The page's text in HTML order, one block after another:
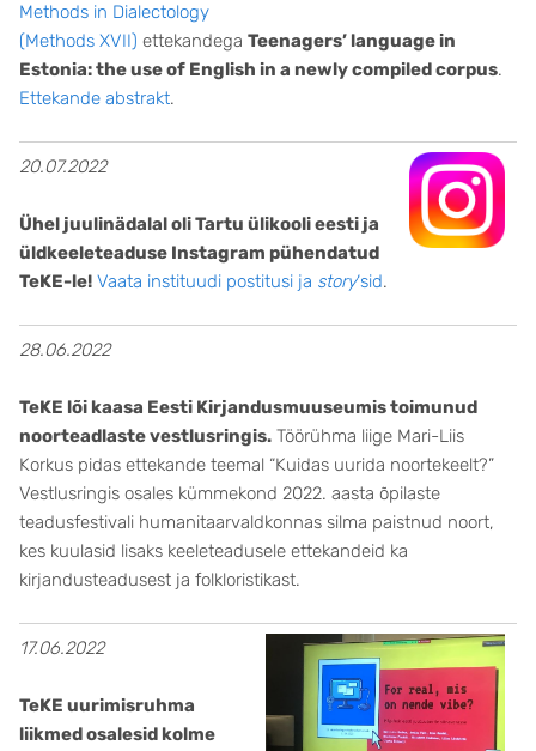
Methods in Dialectology
(Methods XVII) ettekandega Teenagers’ language in
Estonia: the use of English in a newly compiled corpus.
Ettekande abstrakt.
20.07.2022
Ühel juulinädalal oli Tartu ülikooli eesti ja
üldkeeleteaduse Instagram pühendatud
TeKE-le! Vaata instituudi postitusi ja story‘sid.
28.06.2022
TeKE lõi kaasa Eesti Kirjandusmuuseumis toimunud
noorteadlaste vestlusringis. Töörühma liige Mari-Liis
Korkus pidas ettekande teemal “Kuidas uurida noortekeelt?”
Vestlusringis osales kümmekond 2022. aasta õpilaste
teadusfestivali humanitaarvaldkonnas silma paistnud noort,
kes kuulasid lisaks keeleteadusele ettekandeid ka
kirjandusteadusest ja folkloristikast.
17.06.2022
TeKE uurimisruhma
liikmed osalesid kolme